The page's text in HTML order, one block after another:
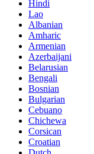
Hindi
Lao
Albanian
Amharic
Armenian
Azerbaijani
Belarusian
Bengali
Bosnian
Bulgarian
Cebuano
Chichewa
Corsican
Croatian